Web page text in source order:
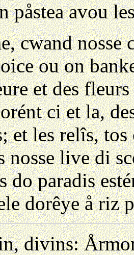
påstea avou
cwand nosse
ou on
et des
ci et la,
et les relîs,
nosse live di
do paradis
dorêye å riz
divins: